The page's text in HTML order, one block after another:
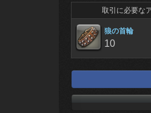
取引に必要な
狼の首輪
10